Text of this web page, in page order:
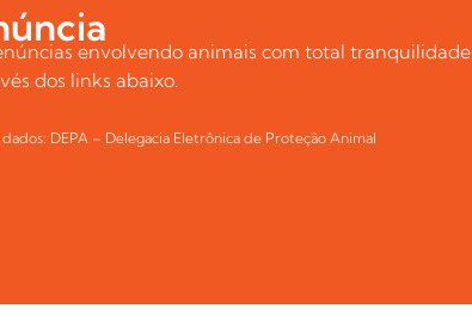
envolvendo animais com total tranquilidade.
dos links abaixo.
DEPA – Delegacia Eletrônica de Proteção Animal